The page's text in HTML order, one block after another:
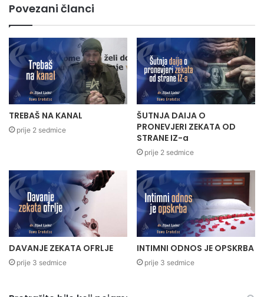
Povezani članci
TREBAŠ NA KANAL
prije 2 sedmice
ŠUTNJA DAIJA O
PRONEVJERI ZEKATA OD
STRANE IZ-a
prije 2 sedmice
DAVANJE ZEKATA OFRLJE
prije 3 sedmice
INTIMNI ODNOS JE OPSKRBA
prije 3 sedmice